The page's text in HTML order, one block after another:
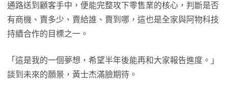
通路送到顧客手中，便能完整攻下零售業的核心，判斷是否
有商機、賣多少、賣給誰、賣到哪，這也是全家與阿物科技
持續合作的目標之一。
「這是我的一個夢想，希望半年後能再和大家報告進度。」
談到未來的願景，黃士杰滿臉期待。